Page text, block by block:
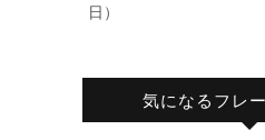
日）
気になるフレ